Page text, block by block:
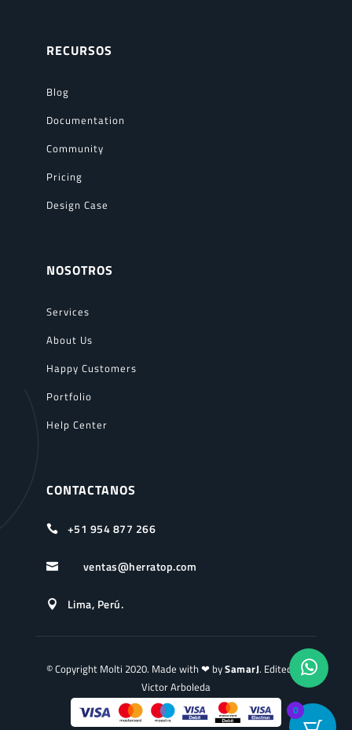
RECURSOS
Blog
Documentation
Community
Pricing
Design Case
NOSOTROS
Services
About Us
Happy Customers
Portfolio
Help Center
CONTACTANOS
 +51 954 877 266
 ventas@herratop.com
 Lima, Perú.
© Copyright Molti 2020. Made with ❤ bySamarJ. Edited by
Victor Arboleda
0